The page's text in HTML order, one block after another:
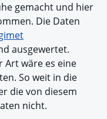
gemacht und hier
Die Daten
ausgewertet.
Art wäre es eine
So weit in die
die von diesem
nicht.